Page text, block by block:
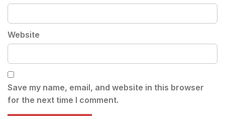
Website
Save my name, email, and website in this browser
for the next time I comment.